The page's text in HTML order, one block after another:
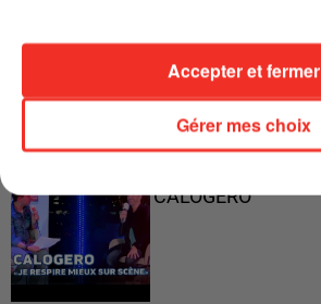
PARFAITS"
CALOGERO
Gérer mes choix
Accepter et fermer